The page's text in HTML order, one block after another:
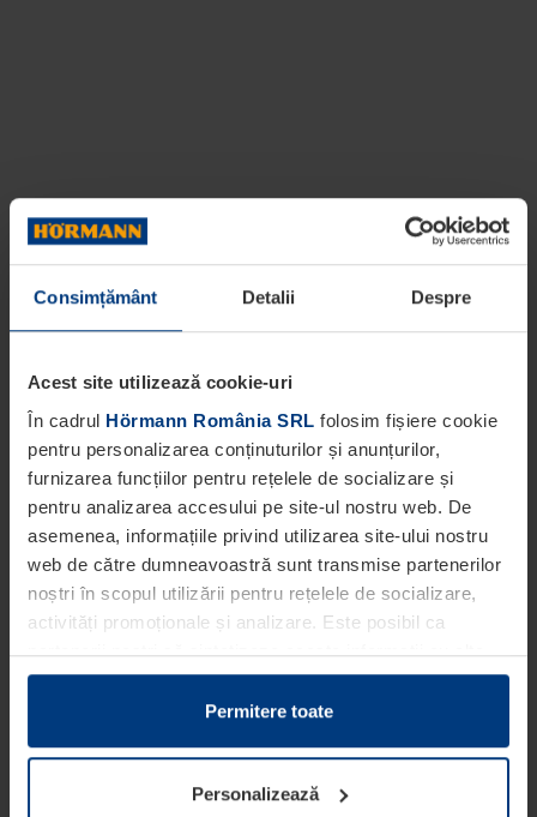
Consimțământ Detalii Despre
Acest site utilizează cookie-uri
În cadrul Hörmann România SRL folosim fișiere cookie
pentru personalizarea conținuturilor și anunțurilor,
furnizarea funcțiilor pentru rețelele de socializare și
pentru analizarea accesului pe site-ul nostru web. De
asemenea, informațiile privind utilizarea site-ului nostru
web de către dumneavoastră sunt transmise partenerilor
noștri în scopul utilizării pentru rețelele de socializare,
activități promoționale și analizare. Este posibil ca
partenerii noștri să sintetizeze aceste informații cu alte
date pe care dumneavoastră le-ați pus la dispoziția
acestora ori care au fost colectate în cadrul utilizării
Din punct de vedere legal, putem stoca fișiere cookie pe
dispozitivul dumneavoastră în cazul în care acestea sunt
Permitere toate
Personalizează